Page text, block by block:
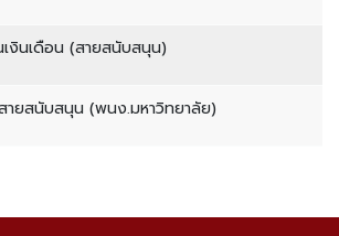
เงินเดือน (สายสนับสนุน)
ยสนับสนุน (พนง.มหาวิทยาลัย)